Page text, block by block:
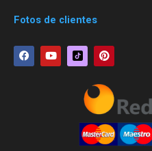
Fotos de clientes
F
a
c
Y
o
u
P
i
n
t
e
e
s
t